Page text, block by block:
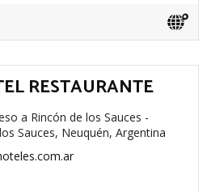
RESTAURANTE
a Rincón de los Sauces -
Sauces, Neuquén, Argentina